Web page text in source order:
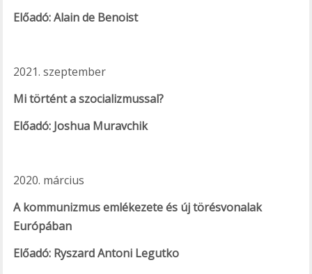
Előadó: Alain de Benoist
2021. szeptember
Mi történt a szocializmussal?
Előadó: Joshua Muravchik
2020. március
A kommunizmus emlékezete és új törésvonalak
Európában
Előadó: Ryszard Antoni Legutko